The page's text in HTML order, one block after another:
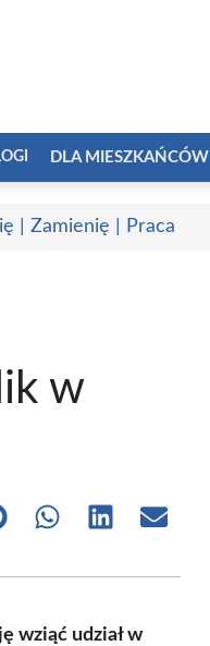
DLA MIESZKAŃCÓW
| Zamienię | Praca
w
Share Share Share
wziąć udział w